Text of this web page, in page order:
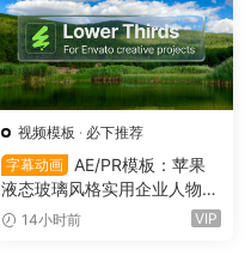
视频模板 · 必下推荐
字幕动画
AE/PR模板：苹果
液态玻璃风格实用企业人物宣
传下横栏字幕条文字标题动画
14小时前 VIP